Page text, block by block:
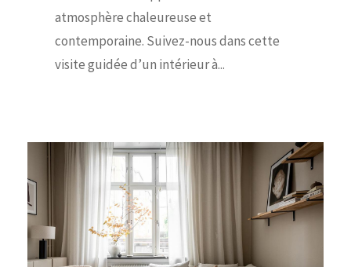
atmosphère chaleureuse et
contemporaine. Suivez-nous dans cette
visite guidée d’un intérieur à...